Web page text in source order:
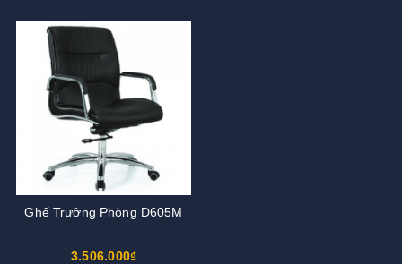
Ghế Trưởng Phòng D605M
3.506.000₫